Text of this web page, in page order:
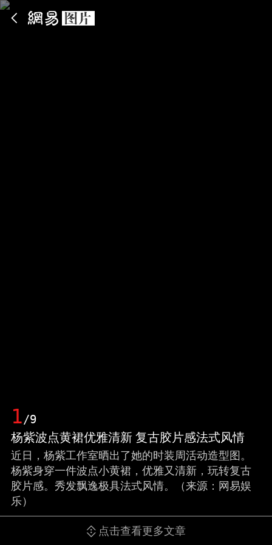
1/9
杨紫波点黄裙优雅清新 复古胶片感法式风情
近日，杨紫工作室晒出了她的时装周活动造型图。
杨紫身穿一件波点小黄裙，优雅又清新，玩转复古
胶片感。秀发飘逸极具法式风情。（来源：网易娱
乐）
点击查看更多文章
App内打开